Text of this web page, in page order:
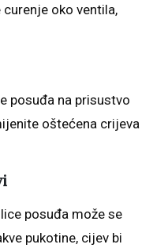
oko ventila,
posuđa na prisustvo
oštećena crijeva
posuđa može se
pukotine, cijev bi